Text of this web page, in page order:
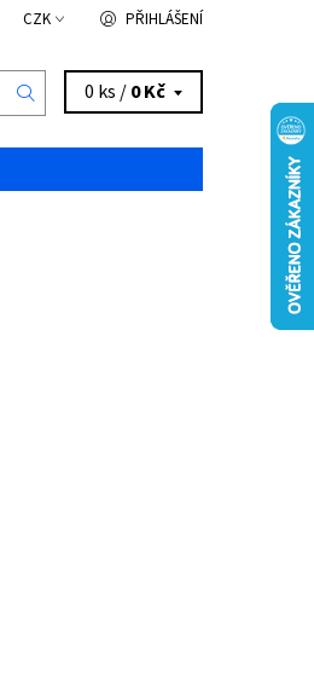
CZK PŘIHLÁŠENÍ
0 ks /0 Kč